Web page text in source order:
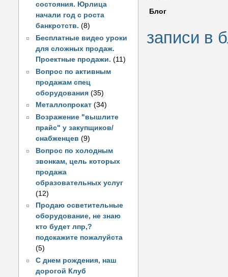
состояния. Юрлица
начали год с роста
банкротств. (8)
Бесплатные видео уроки
для сложных продаж.
Проектные продажи. (11)
Вопрос по активным
продажам спец
оборудования (35)
Металлопрокат (34)
Возражение "вышлите
прайс" у закупщиков/
снабженцев (9)
Вопрос по холодным
звонкам, цель которых
продажа
образовательных услуг
(12)
Продаю осветительные
оборудование, не знаю
кто будет лпр,?
подскажите пожалуйста
(5)
С днем рождения, наш
дорогой Клуб
Блог
записи в